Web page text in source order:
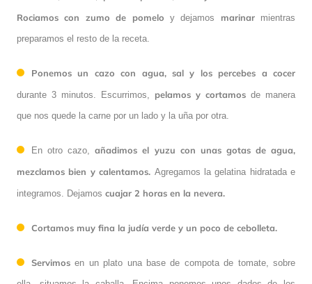
Rociamos con zumo de pomelo y dejamos marinarmientras
preparamos el resto de la receta.
Ponemos un cazo con agua, sal y los percebes a cocer
durante 3 minutos. Escurrimos, pelamos y cortamos de manera
que nos quede la carne por un lado y la uña por otra.
En otro cazo,añadimos el yuzu con unas gotas de agua,
mezclamos bien y calentamos. Agregamos la gelatina hidratada e
integramos. Dejamos cuajar 2 horas en la nevera.
Cortamos muy fina la judía verde y un poco de cebolleta.
Servimos en un plato una base de compota de tomate, sobre